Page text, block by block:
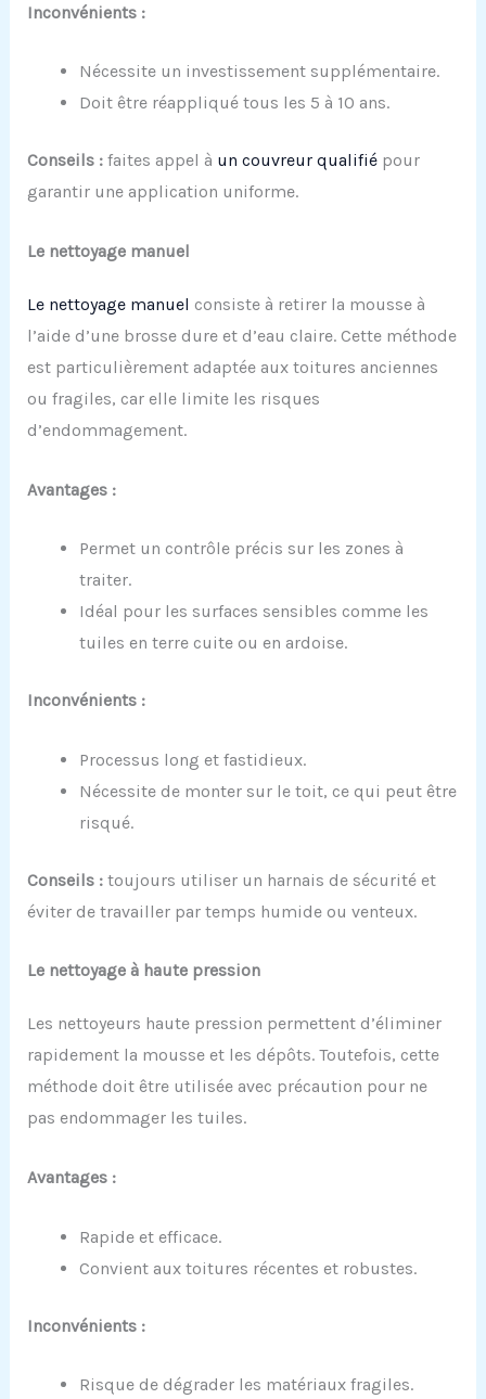
Inconvénients :
Nécessite un investissement supplémentaire.
Doit être réappliqué tous les 5 à 10 ans.
Conseils :faites appel à un couvreur qualifiépour
garantir une application uniforme.
Le nettoyage manuel
Le nettoyage manuel consiste à retirer la mousse à
l’aide d’une brosse dure et d’eau claire. Cette méthode
est particulièrement adaptée aux toitures anciennes
ou fragiles, car elle limite les risques
d’endommagement.
Avantages :
Permet un contrôle précis sur les zones à
traiter.
Idéal pour les surfaces sensibles comme les
tuiles en terre cuite ou en ardoise.
Inconvénients :
Processus long et fastidieux.
Nécessite de monter sur le toit, ce qui peut être
risqué.
Conseils :toujours utiliser un harnais de sécurité et
éviter de travailler par temps humide ou venteux.
Le nettoyage à haute pression
Les nettoyeurs haute pression permettent d’éliminer
rapidement la mousse et les dépôts. Toutefois, cette
méthode doit être utilisée avec précaution pour ne
pas endommager les tuiles.
Avantages :
Rapide et efficace.
Convient aux toitures récentes et robustes.
Inconvénients :
Risque de dégrader les matériaux fragiles.